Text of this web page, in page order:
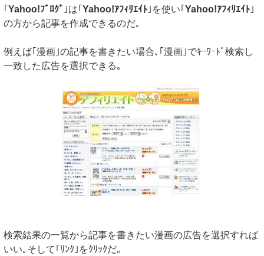
｢ Yahoo!ﾌﾞﾛｸﾞ ｣は｢ Yahoo!ｱﾌｨﾘｴｲﾄ ｣を使い｢ Yahoo!ｱﾌｨﾘｴｲﾄ
の方から記事を作成できるのだ｡
例えば｢漫画｣の記事を書きたい場合､｢漫画｣でｷｰﾜｰﾄﾞ検索し
一致した広告を選択できる｡
検索結果の一覧から記事を書きたい漫画の広告を選択すれば
いい｡そして｢ﾘﾝｸ｣をｸﾘｯｸだ｡